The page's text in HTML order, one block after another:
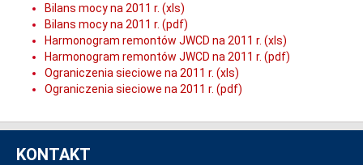
Bilans mocy na 2011 r. (xls)
Bilans mocy na 2011 r. (pdf)
Harmonogram remontów JWCD na 2011 r. (xls)
Harmonogram remontów JWCD na 2011 r. (pdf)
Ograniczenia sieciowe na 2011 r. (xls)
Ograniczenia sieciowe na 2011 r. (pdf)
KONTAKT